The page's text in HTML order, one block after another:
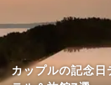
カップルの記念